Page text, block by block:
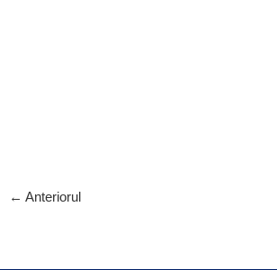
← Anteriorul